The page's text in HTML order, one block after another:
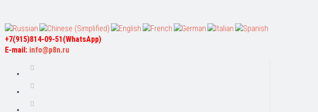
+7(915)814-09-51(WhatsApp)
E-mail: info@p8n.ru